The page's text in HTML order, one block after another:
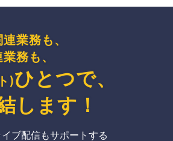
業務も、
務も、
)ひとつで、
します ！
ブ配信もサポートする